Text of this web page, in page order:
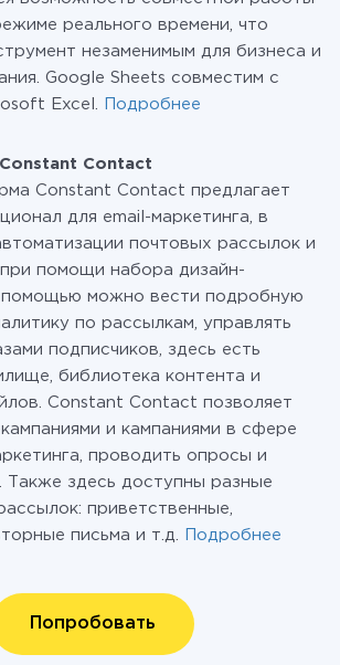
реального времени, что
незаменимым для бизнеса и
Google Sheets совместим с
Excel.
Подробнее
Contact
Constant Contact предлагает
для email-маркетинга, в
почтовых рассылок и
помощи набора дизайн-
можно вести подробную
по рассылкам, управлять
подписчиков, здесь есть
библиотека контента и
Constant Contact позволяет
и кампаниями в сфере
проводить опросы и
Также здесь доступны разные
приветственные,
письма и т.д.
Подробнее
Попробовать